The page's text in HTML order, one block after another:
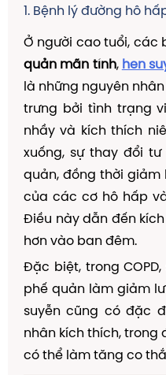
1. Bệnh lý đường hô
Ở người cao tuổi, các
quản mãn tính, hen
là những nguyên
trưng bởi tình trạng
nhầy và kích thích
xuống, sự thay đổi
quản, đồng thời
của các cơ hô hấp
Điều này dẫn đến
hơn vào ban đêm.
Đặc biệt, trong
phế quản làm giảm
suyễn cũng có đặc
nhân kích thích, trong
có thể làm tăng co